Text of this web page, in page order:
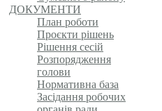
ДОКУМЕНТИ
План роботи
Проєкти рішень
Рішення сесій
Розпорядження
голови
Нормативна база
Засідання робочих